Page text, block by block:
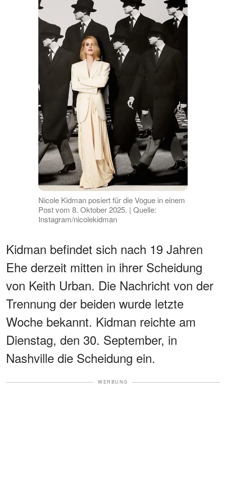
Nicole Kidman posiert für die Vogue in einem
Post vom 8. Oktober 2025. | Quelle:
Instagram/nicolekidman
Kidman befindet sich nach 19 Jahren
Ehe derzeit mitten in ihrer Scheidung
von Keith Urban. Die Nachricht von der
Trennung der beiden wurde letzte
Woche bekannt. Kidman reichte am
Dienstag, den 30. September, in
Nashville die Scheidung ein.
WERBUNG